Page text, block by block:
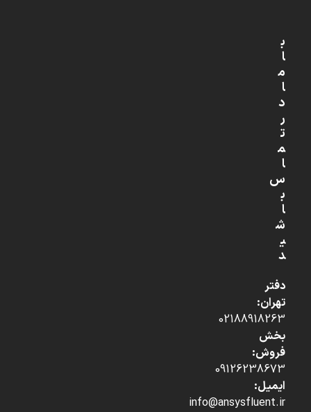
ب
ا
م
ا
د
ر
ت
م
ا
س
ب
ا
ش
ی
د
دفتر
تهران:
02188918263
بخش
فروش:
09126238673
ایمیل:
info@ansysfluent.ir